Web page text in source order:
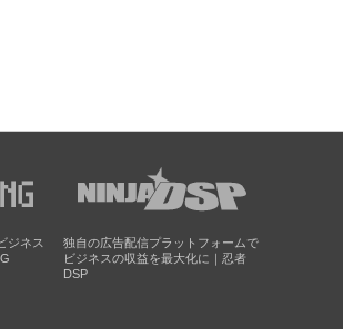
ジネス
独自の広告配信プラットフォームで
ビジネスの収益を最大化に｜忍者
DSP